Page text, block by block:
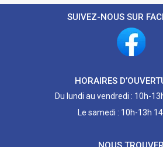
SUIVEZ-NOUS SUR
HORAIRES
Du lundi au vendredi : 10h-
Le samedi : 10h-13h